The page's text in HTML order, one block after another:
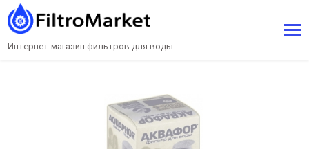
Интернет-магазин фильтров для воды